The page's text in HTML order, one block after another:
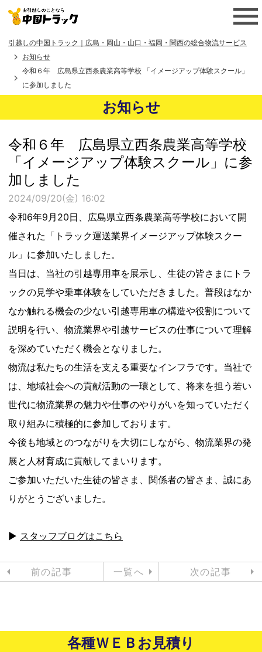
引越しの中国トラック｜広島・岡山・山口・福岡・関西の総合物流サービス
お知らせ
令和６年 広島県立西条農業高等学校 「イメージアップ体験スクール」
に参加しました
お知らせ
令和６年 広島県立西条農業高等学校
「イメージアップ体験スクール」に参
加しました
2024/09/20(金) 16:02
令和6年9月20日、広島県立西条農業高等学校において開
催された「トラック運送業界イメージアップ体験スクー
ル」に参加いたしました。
当日は、当社の引越専用車を展示し、生徒の皆さまにトラ
ックの見学や乗車体験をしていただきました。普段はなか
なか触れる機会の少ない引越専用車の構造や役割について
説明を行い、物流業界や引越サービスの仕事について理解
を深めていただく機会となりました。
物流は私たちの生活を支える重要なインフラです。当社で
は、地域社会への貢献活動の一環として、将来を担う若い
世代に物流業界の魅力や仕事のやりがいを知っていただく
取り組みに積極的に参加しております。
今後も地域とのつながりを大切にしながら、物流業界の発
展と人材育成に貢献してまいります。
ご参加いただいた生徒の皆さま、関係者の皆さま、誠にあ
りがとうございました。
▶ スタッフブログはこちら
前の記事 一覧へ 次の記事
各種ＷＥＢお見積り